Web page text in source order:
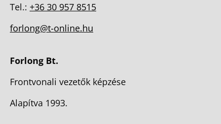
Tel.: +36 30 957 8515
forlong@t-online.hu
Forlong Bt.
Frontvonali vezetők képzése
Alapítva 1993.